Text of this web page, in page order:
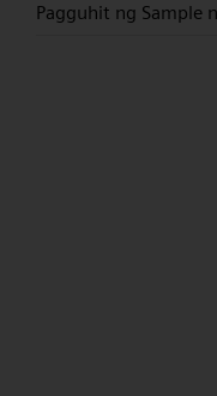
Pagguhit ng Sample